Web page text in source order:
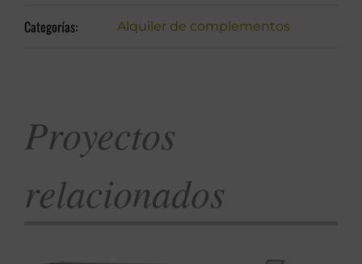
Categorías: Alquiler de complementos
Proyectos
relacionados